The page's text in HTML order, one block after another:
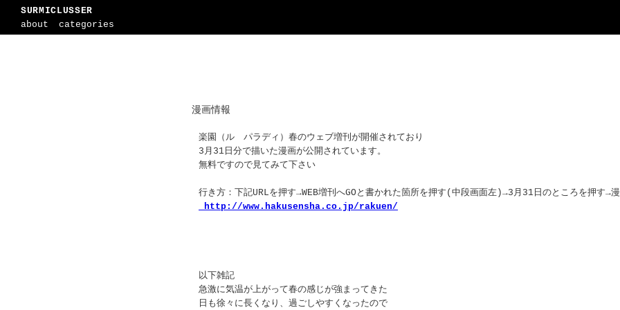
SURMICLUSSER
about
categories
漫画情報
楽園（ル パラディ）春のウェブ増刊が開催されており
3月31日分で描いた漫画が公開されています。
無料ですので見てみて下さい
行き方：下記URLを押す→WEB増刊へGOと書かれた箇所を押す(中段画面左)→3月31日のところを押す→漫
http://www.hakusensha.co.jp/rakuen/
以下雑記
急激に気温が上がって春の感じが強まってきた
日も徐々に長くなり、過ごしやすくなったので